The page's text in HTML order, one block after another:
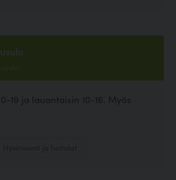
19 ja lauantaisin 10-16. Myös